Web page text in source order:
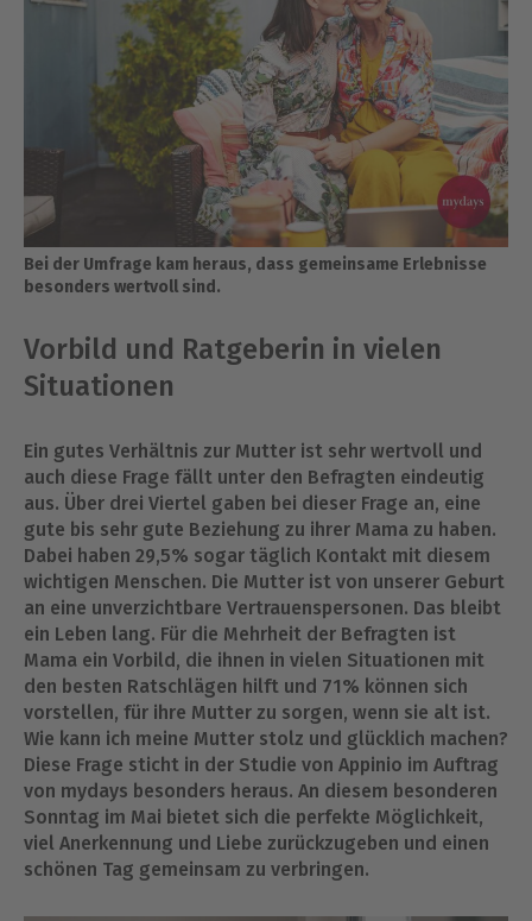
Bei der Umfrage kam heraus, dass gemeinsame Erlebnisse
besonders wertvoll sind.
Vorbild und Ratgeberin in vielen
Situationen
Ein gutes Verhältnis zur Mutter ist sehr wertvoll und
auch diese Frage fällt unter den Befragten eindeutig
aus. Über drei Viertel gaben bei dieser Frage an, eine
gute bis sehr gute Beziehung zu ihrer Mama zu haben.
Dabei haben 29,5% sogar täglich Kontakt mit diesem
wichtigen Menschen. Die Mutter ist von unserer Geburt
an eine unverzichtbare Vertrauenspersonen. Das bleibt
ein Leben lang. Für die Mehrheit der Befragten ist
Mama ein Vorbild, die ihnen in vielen Situationen mit
den besten Ratschlägen hilft und 71% können sich
vorstellen, für ihre Mutter zu sorgen, wenn sie alt ist.
Wie kann ich meine Mutter stolz und glücklich machen?
Diese Frage sticht in der Studie von Appinio im Auftrag
von mydays besonders heraus. An diesem besonderen
Sonntag im Mai bietet sich die perfekte Möglichkeit,
viel Anerkennung und Liebe zurückzugeben und einen
schönen Tag gemeinsam zu verbringen.